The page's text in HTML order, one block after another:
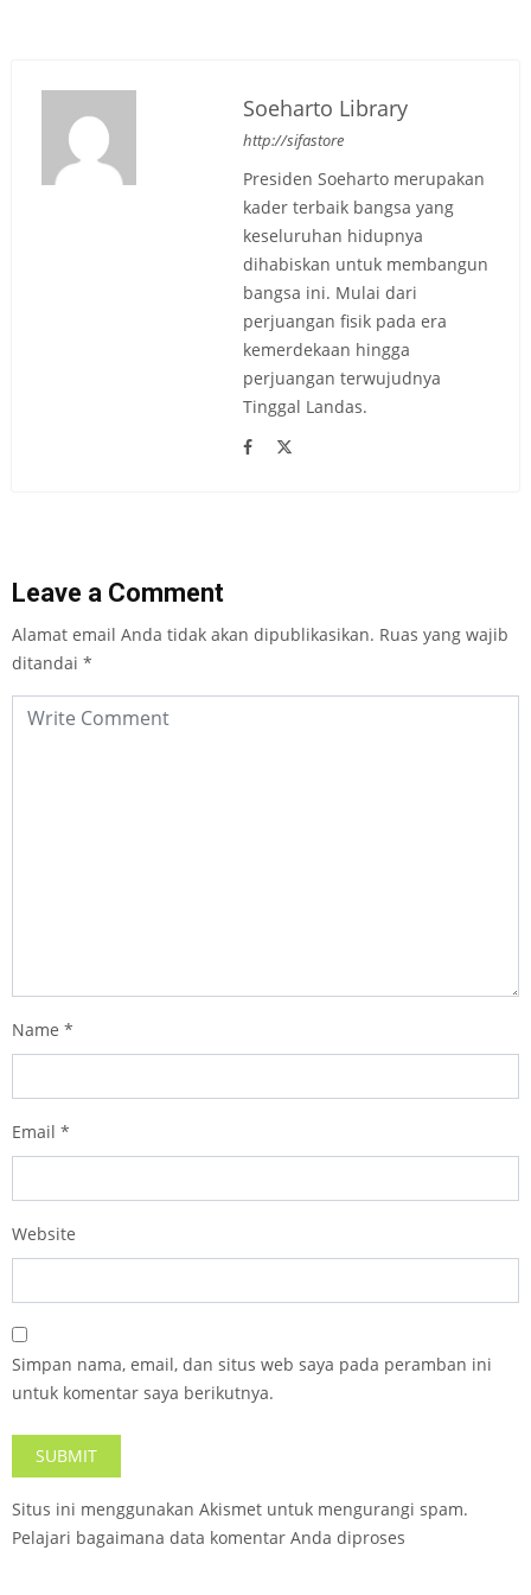
Soeharto Library
http://sifastore
Presiden Soeharto merupakan
kader terbaik bangsa yang
keseluruhan hidupnya
dihabiskan untuk membangun
bangsa ini. Mulai dari
perjuangan fisik pada era
kemerdekaan hingga
perjuangan terwujudnya
Tinggal Landas.
Leave a Comment
Alamat email Anda tidak akan dipublikasikan. Ruas yang wajib
ditandai *
Name *
Email *
Website
Simpan nama, email, dan situs web saya pada peramban ini
untuk komentar saya berikutnya.
Situs ini menggunakan Akismet untuk mengurangi spam.
Pelajari bagaimana data komentar Anda diproses